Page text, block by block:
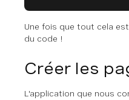
Une fois que tout cela
du code !
Créer les
L'application que nous